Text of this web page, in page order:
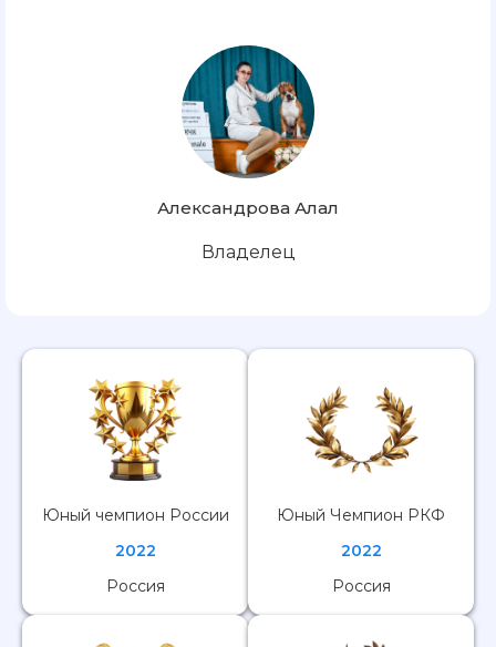
Александрова Алал
Владелец
Юный чемпион России
2022
Россия
Юный Чемпион РКФ
2022
Россия